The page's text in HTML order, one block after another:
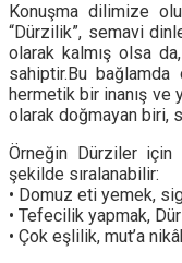
Konuşma dilimize
“Dürzilik”, semavi
olarak kalmış olsa
sahiptir.Bu
hermetik bir inanış ve
olarak doğmayan biri,
Örneğin Dürziler
şekilde sıralanabilir:
• Domuz eti yemek,
• Tefecilik yapmak,
• Çok eşlilik, mut’a